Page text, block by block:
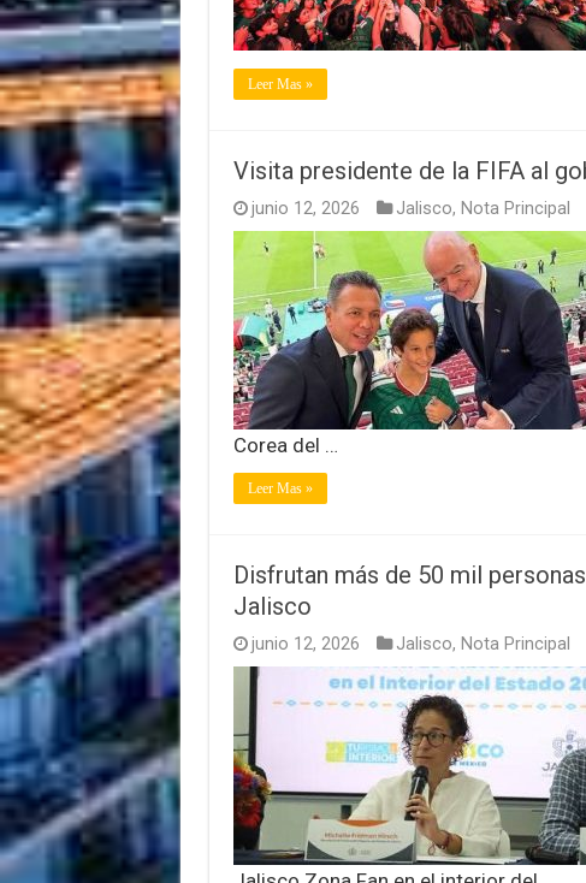
Leer Mas »
Visita presidente de la FIFA al
junio 12, 2026 Jalisco, Nota Principal
Corea del …
Leer Mas »
Disfrutan más de 50 mil
Jalisco
junio 12, 2026 Jalisco, Nota Principal